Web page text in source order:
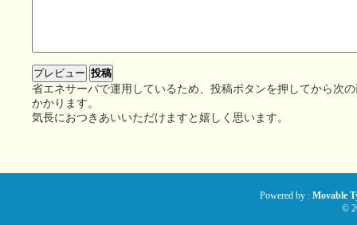
省エネサーバで運用しているため、投稿ボタンを押してから次
かかります。
気長におつきあいいただけますと嬉しく思います。
Powered by : Movable
©